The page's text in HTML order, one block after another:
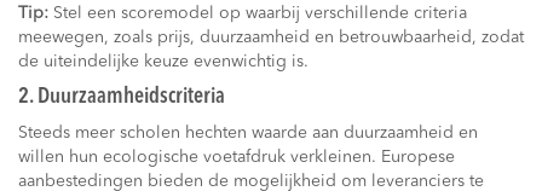
Tip: Stel een scoremodel op waarbij verschillende criteria
meewegen, zoals prijs, duurzaamheid en betrouwbaarheid, zodat
de uiteindelijke keuze evenwichtig is.
2. Duurzaamheidscriteria
Steeds meer scholen hechten waarde aan duurzaamheid en
willen hun ecologische voetafdruk verkleinen. Europese
aanbestedingen bieden de mogelijkheid om leveranciers te